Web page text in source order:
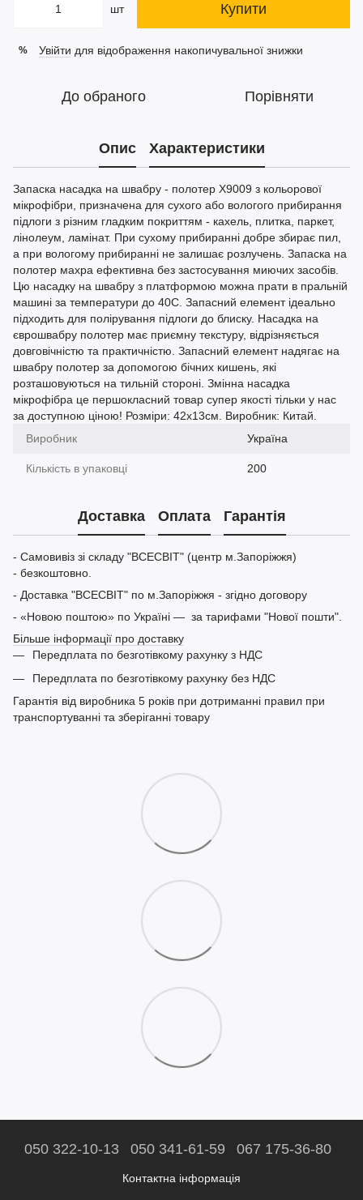
шт Купити
% Увійти для відображення накопичувальної знижки
До обраного Порівняти
Опис Характеристики
Запаска насадка на швабру - полотер Х9009 з кольорової
мікрофібри, призначена для сухого або вологого прибирання
підлоги з різним гладким покриттям - кахель, плитка, паркет,
лінолеум, ламінат. При сухому прибиранні добре збирає пил,
а при вологому прибиранні не залишає розлучень. Запаска на
полотер махра ефективна без застосування миючих засобів.
Цю насадку на швабру з платформою можна прати в пральній
машині за температури до 40С. Запасний елемент ідеально
підходить для полірування підлоги до блиску. Насадка на
єврошвабру полотер має приємну текстуру, відрізняється
довговічністю та практичністю. Запасний елемент надягає на
швабру полотер за допомогою бічних кишень, які
розташовуються на тильній стороні. Змінна насадка
мікрофібра це першокласний товар супер якості тільки у нас
за доступною ціною! Розміри: 42х13см. Виробник: Китай.
Виробник
Україна
Кількість в упаковці 200
Доставка Оплата Гарантія
- Самовивіз зі складу "ВСЕСВІТ" (центр м.Запоріжжя)
- безкоштовно.
- Доставка "ВСЕСВІТ" по м.Запоріжжя - згідно договору
- «Новою поштою» по Україні — за тарифами "Нової пошти".
Більше інформації про доставку
Передплата по безготівкому рахунку з НДС
Передплата по безготівкому рахунку без НДС
Гарантія від виробника 5 років при дотриманні правил при
транспортуванні та зберіганні товару
050 322-10-13 050 341-61-59 067 175-36-80
Контактна інформація